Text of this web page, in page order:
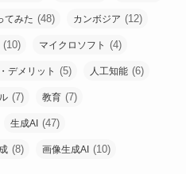
てみた (48) カンボジア (12)
(10) マイクロソフト (4)
デメリット (5) 人工知能 (6)
(7) 教育 (7)
生成AI (47)
(8) 画像生成AI (10)